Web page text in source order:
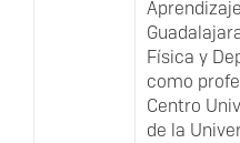
Física y
como
Centro
de la